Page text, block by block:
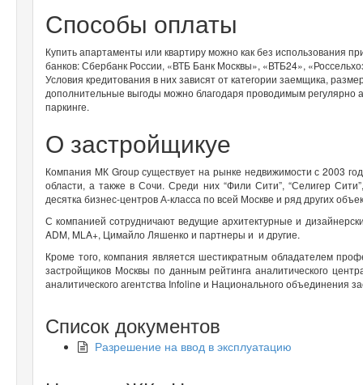
Способы оплаты
Купить апартаменты или квартиру можно как без использования
банков: Сбербанк России, «ВТБ Банк Москвы», «ВТБ24»,
Условия кредитования в них зависят от категории заемщика,
дополнительные выгоды можно благодаря проводимым регулярно
паркинге.
О застройщикуе
Компания MК Group существует на рынке недвижимости с 2003
области, а также в Сочи. Среди них “Фили Сити”, “Селигер
десятка бизнес-центров А-класса по всей Москве и ряд других
С компанией сотрудничают ведущие архитектурные и
ADM, MLA+, Цимайло Ляшенко и партнеры и и другие.
Кроме того, компания является шестикратным обладателем
застройщиков Москвы по данным рейтинга аналитического
аналитического агентства Infoline и Национального объединения
Список документов
Разрешение на ввод в эксплуатацию